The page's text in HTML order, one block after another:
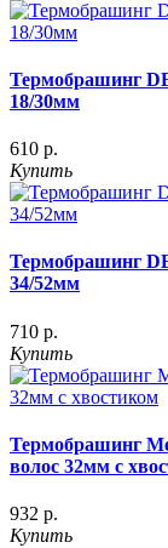
Термобрашинг
18/30мм
610 р.
Купить
Термобрашинг
34/52мм
710 р.
Купить
Термобрашинг
волос 32мм с
932 р.
Купить